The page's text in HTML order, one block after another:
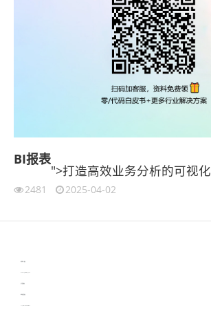
BI报表
">打造高效业务分析的可视化
2481 2025-04-02